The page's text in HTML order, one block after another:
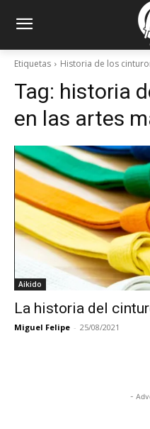
Etiquetas Historia de los
Tag: historia
en las artes
Aikido
La historia del
Miguel Felipe - 25/08/2021
-